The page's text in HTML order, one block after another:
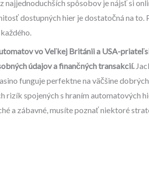
najjednoduchších spôsobov je nájsť si
dostupných hier je dostatočná na
vo Veľkej Británii a USA-
údajov a finančných transakcií.
funguje perfektne na väčšine
rizík spojených s hraním automatových
a zábavné, musíte poznať niektoré